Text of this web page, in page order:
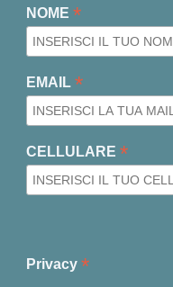
NOME*
EMAIL*
CELLULARE*
Privacy*